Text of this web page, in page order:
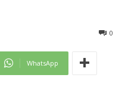
0
WhatsApp